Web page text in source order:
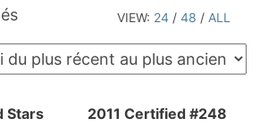
et
VIEW: 24 / 48 / ALL
Trié
plus
au
Stars
2011 Certified #248